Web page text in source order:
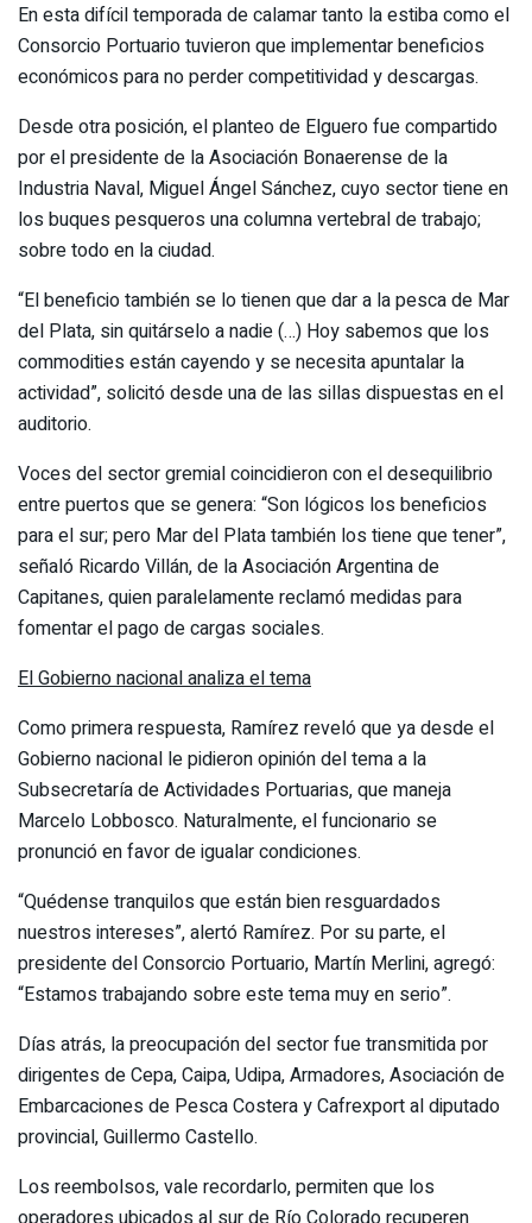
En esta difícil temporada de calamar tanto la estiba como el
Consorcio Portuario tuvieron que implementar beneficios
económicos para no perder competitividad y descargas.
Desde otra posición, el planteo de Elguero fue compartido
por el presidente de la Asociación Bonaerense de la
Industria Naval, Miguel Ángel Sánchez, cuyo sector tiene en
los buques pesqueros una columna vertebral de trabajo;
sobre todo en la ciudad.
“El beneficio también se lo tienen que dar a la pesca de Mar
del Plata, sin quitárselo a nadie (…) Hoy sabemos que los
commodities están cayendo y se necesita apuntalar la
actividad”, solicitó desde una de las sillas dispuestas en el
auditorio.
Voces del sector gremial coincidieron con el desequilibrio
entre puertos que se genera: “Son lógicos los beneficios
para el sur; pero Mar del Plata también los tiene que tener”,
señaló Ricardo Villán, de la Asociación Argentina de
Capitanes, quien paralelamente reclamó medidas para
fomentar el pago de cargas sociales.
El Gobierno nacional analiza el tema
Como primera respuesta, Ramírez reveló que ya desde el
Gobierno nacional le pidieron opinión del tema a la
Subsecretaría de Actividades Portuarias, que maneja
Marcelo Lobbosco. Naturalmente, el funcionario se
pronunció en favor de igualar condiciones.
“Quédense tranquilos que están bien resguardados
nuestros intereses”, alertó Ramírez. Por su parte, el
presidente del Consorcio Portuario, Martín Merlini, agregó:
“Estamos trabajando sobre este tema muy en serio”.
Días atrás, la preocupación del sector fue transmitida por
dirigentes de Cepa, Caipa, Udipa, Armadores, Asociación de
Embarcaciones de Pesca Costera y Cafrexport al diputado
provincial, Guillermo Castello.
Los reembolsos, vale recordarlo, permiten que los